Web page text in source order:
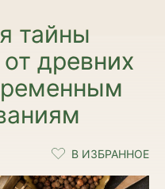
тайны
древних